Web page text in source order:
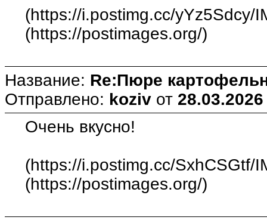
(https://i.postimg.cc/yYz5Sdcy/
(https://postimages.org/)
Название: Re:Пюре
Отправлено: koziv от
Очень вкусно!
(https://i.postimg.cc/SxhCSGtf/
(https://postimages.org/)